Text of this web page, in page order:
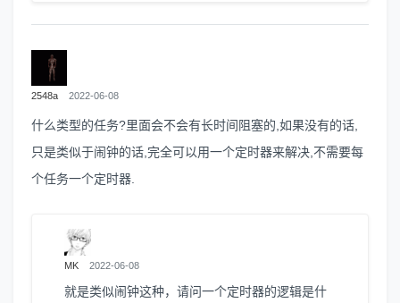
2548a 2022-06-08
什么类型的任务?里面会不会有长时间阻塞的,如果没有的话,
只是类似于闹钟的话,完全可以用一个定时器来解决,不需要每
个任务一个定时器.
MK 2022-06-08
就是类似闹钟这种，请问一个定时器的逻辑是什